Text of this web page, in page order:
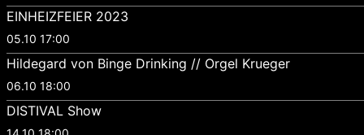
EINHEIZFEIER 2023
05.10 17:00
Hildegard von Binge Drinking // Orgel Krueger
06.10 18:00
DISTIVAL Show